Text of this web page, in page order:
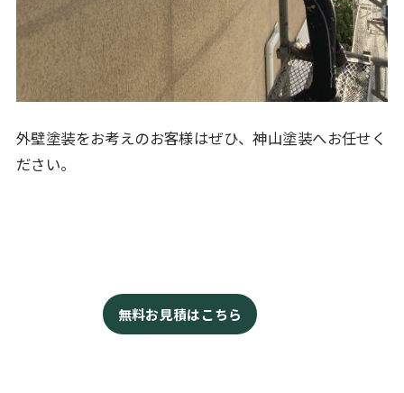
外壁塗装をお考えのお客様はぜひ、神山塗装へお任せく
ださい。
無料お見積はこちら